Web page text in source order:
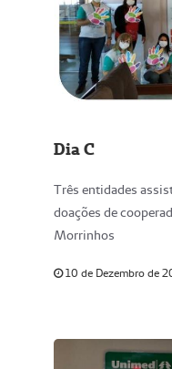
Dia C
Três entidades
doações de
Morrinhos
10 de Dezembro de